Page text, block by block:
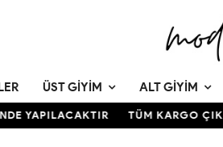
ÜST GIYIM ALT GIYIM
YAPILACAKTIR TÜM KARGO